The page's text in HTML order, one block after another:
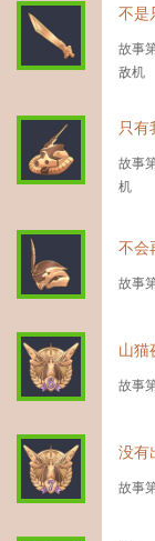
不是
故事
敌机
只有
故事
机
不会
故事
山猫
故事
没有
故事